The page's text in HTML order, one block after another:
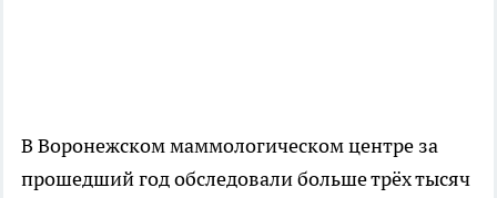
В Воронежском маммологическом центре за
прошедший год обследовали больше трёх тысяч